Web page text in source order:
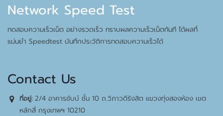
Network Speed Test
ทดสอบความเร็วเน็ต อย่างรวดเร็ว ทราบผลความเร็วเน็ตทันที ได้ผลที่
แม่นยำ Speedtest บันทึกประวัติการทดสอบความเร็วได้
Contact Us
ที่อยู่:2/4 อาคารชับบ์ ชั้น 10 ถ.วิภาวดีรังสิต แขวงทุ่งสองห้อง เขต
หลักสี่ กรุงเทพฯ 10210